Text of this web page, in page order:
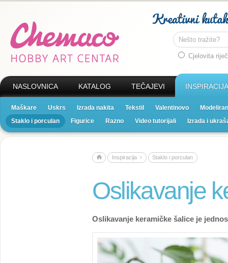
Cjelovita riječ
NASLOVNICA KATALOG TEČAJEVI INSPIRACIJA
Maškare Uskrs Izrada nakita Tekstil Valentinovo
Staklo i porculan
Figurice Razno Video tutorijali Izrada i
Inspiracija › Staklo i porculan
Oslikavanje
Oslikavanje keramičke šalice je